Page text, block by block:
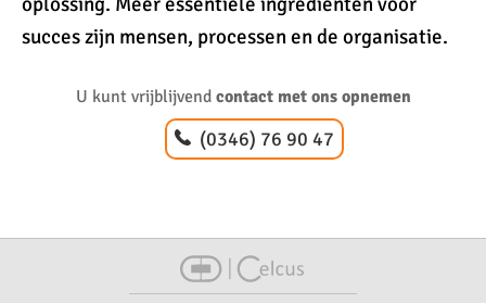
succes zijn mensen, processen en de organisatie.
U kunt vrijblijvend contact met ons opnemen
(0346) 76 90 47